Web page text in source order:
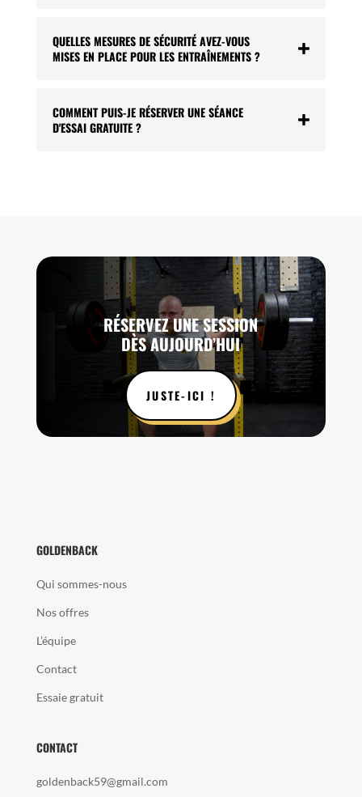
QUELLES MESURES DE SÉCURITÉ AVEZ-VOUS
MISES EN PLACE POUR LES ENTRAÎNEMENTS ?
COMMENT PUIS-JE RÉSERVER UNE SÉANCE
D'ESSAI GRATUITE ?
RÉSERVEZ UNE SESSION
DÈS AUJOURD’HUI
JUSTE-ICI !
GOLDENBACK
Qui sommes-nous
Nos offres
L’équipe
Contact
Essaie gratuit
CONTACT
goldenback59@gmail.com